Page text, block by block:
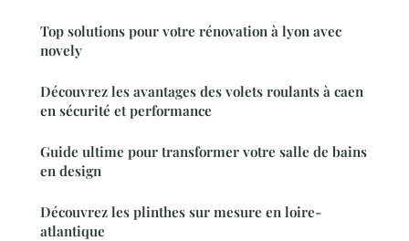
Top solutions pour votre rénovation à lyon avec
novely
Découvrez les avantages des volets roulants à caen
en sécurité et performance
Guide ultime pour transformer votre salle de bains
en design
Découvrez les plinthes sur mesure en loire-
atlantique